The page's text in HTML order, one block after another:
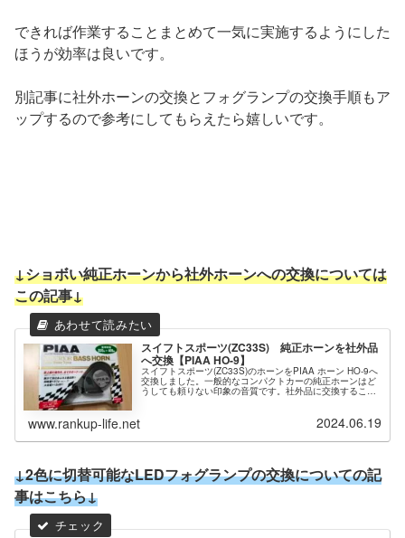
できれば作業することまとめて一気に実施するようにした
ほうが効率は良いです。
別記事に社外ホーンの交換とフォグランプの交換手順もア
ップするので参考にしてもらえたら嬉しいです。
↓ショボい純正ホーンから社外ホーンへの交換については
この記事↓
スイフトスポーツ(ZC33S) 純正ホーンを社外品
へ交換【PIAA HO-9】
スイフトスポーツ(ZC33S)のホーンをPIAA ホーン HO-9へ
交換しました。一般的なコンパクトカーの純正ホーンはど
うしても頼りない印象の音質です。社外品に交換すること
によって高級感ある音質へ変わります。取付場所や配線な
www.rankup-life.net 2024.06.19
↓2色に切替可能なLEDフォグランプの交換についての記
事はこちら↓